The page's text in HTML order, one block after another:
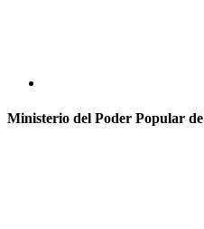
Ministerio del Poder Popular